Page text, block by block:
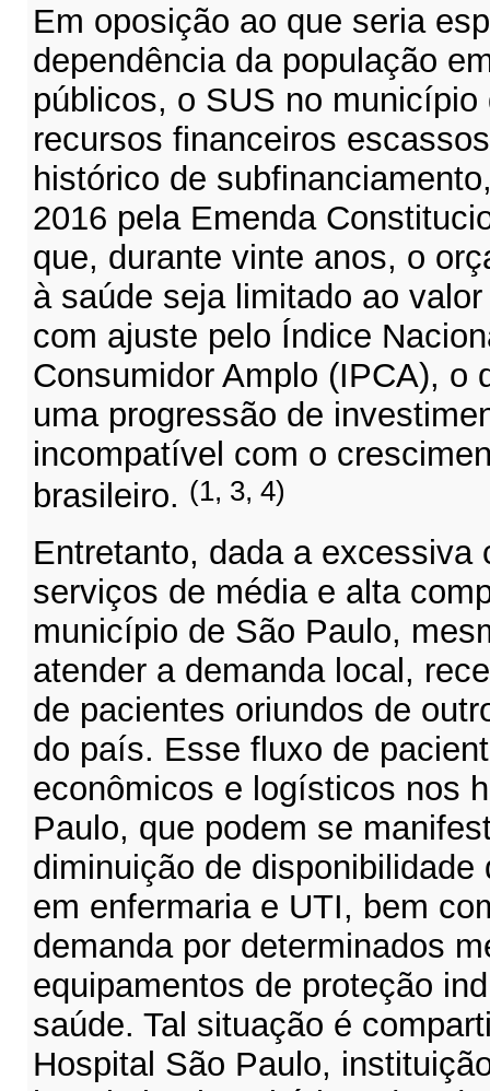
Em oposição ao que seria
dependência da população
públicos, o SUS no
recursos financeiros
histórico de
2016 pela Emenda
que, durante vinte anos, o
à saúde seja limitado ao
com ajuste pelo Índice
Consumidor Amplo (IPCA), o
uma progressão de
incompatível com o
brasileiro. (1, 3, 4)
Entretanto, dada a excessiva
serviços de média e alta
município de São Paulo,
atender a demanda local,
de pacientes oriundos de
do país. Esse fluxo de
econômicos e logísticos nos
Paulo, que podem se
diminuição de
em enfermaria e UTI, bem
demanda por determinados
equipamentos de proteção
saúde. Tal situação é
Hospital São Paulo,